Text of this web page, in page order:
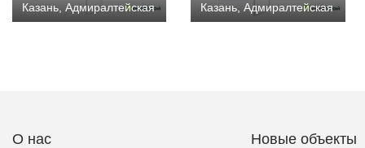
Казань, Адмиралтейская Казань, Адмиралтейская
О нас Новые объекты